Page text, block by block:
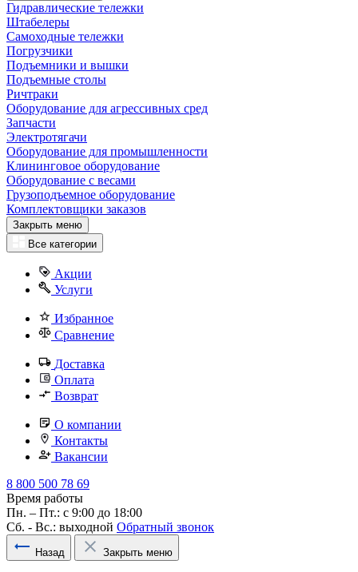
Гидравлические тележки
Штабелеры
Самоходные тележки
Погрузчики
Подъемники и вышки
Подъемные столы
Ричтраки
Оборудование для агрессивных сред
Запчасти
Электротягачи
Оборудование для промышленности
Клининговое оборудование
Оборудование с весами
Грузоподъемное оборудование
Комплектовщики заказов
Закрыть меню
Все категории
Акции
Услуги
Избранное
Сравнение
Доставка
Оплата
Возврат
О компании
Контакты
Вакансии
8 800 500 78 69
Время работы
Пн. – Пт.: с 9:00 до 18:00
Сб. - Вс.: выходной Обратный звонок
Назад Закрыть меню